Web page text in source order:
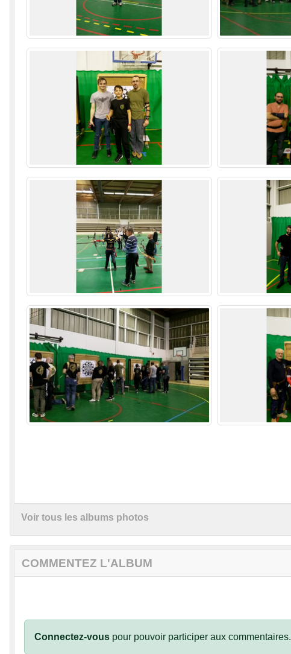
Voir tous les albums photos
COMMENTEZ L'ALBUM
Connectez-vous pour pouvoir participer aux commentaires.